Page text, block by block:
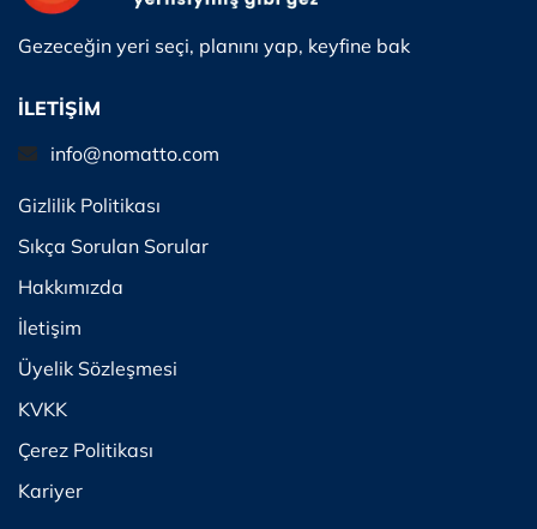
Gezeceğin yeri seçi, planını yap, keyfine bak
İLETİŞİM
info@nomatto.com
Gizlilik Politikası
Sıkça Sorulan Sorular
Hakkımızda
İletişim
Üyelik Sözleşmesi
KVKK
Çerez Politikası
Kariyer